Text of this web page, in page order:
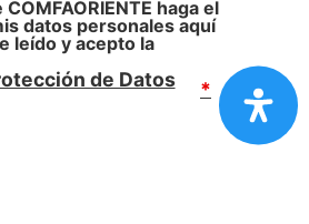
haga el
datos personales aquí
leído y acepto la
de Datos
*